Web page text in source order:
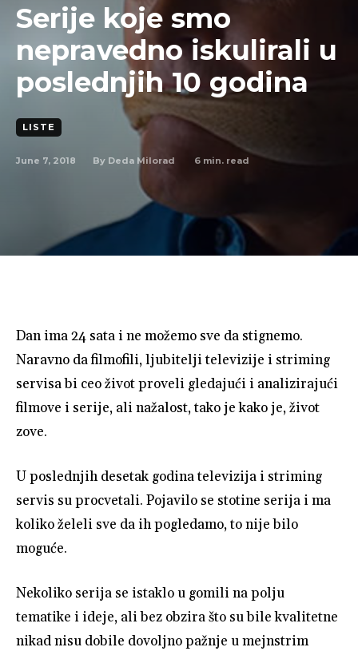
Serije koje smo
nepravedno iskulirali u
poslednjih 10 godina
LISTE
June 7, 2018 By Deda Milorad 6 min. read
Dan ima 24 sata i ne možemo sve da stignemo.
Naravno da filmofili, ljubitelji televizije i striming
servisa bi ceo život proveli gledajući i analizirajući
filmove i serije, ali nažalost, tako je kako je, život
zove.
U poslednjih desetak godina televizija i striming
servis su procvetali. Pojavilo se stotine serija i ma
koliko želeli sve da ih pogledamo, to nije bilo
moguće.
Nekoliko serija se istaklo u gomili na polju
tematike i ideje, ali bez obzira što su bile kvalitetne
nikad nisu dobile dovoljno pažnje u mejnstrim